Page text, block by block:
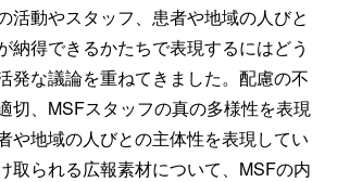
活動やスタッフ、患者や地域の人びと
納得できるかたちで表現するにはどう
発な議論を重ねてきました。配慮の不
切、MSFスタッフの真の多様性を表現
や地域の人びとの主体性を表現してい
取られる広報素材について、MSFの内